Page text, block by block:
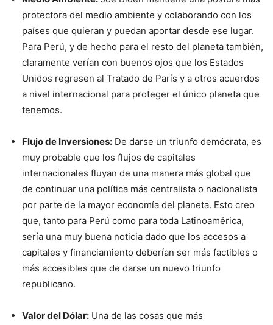
protectora del medio ambiente y colaborando con los
países que quieran y puedan aportar desde ese lugar.
Para Perú, y de hecho para el resto del planeta también,
claramente verían con buenos ojos que los Estados
Unidos regresen al Tratado de París y a otros acuerdos
a nivel internacional para proteger el único planeta que
tenemos.
Flujo de Inversiones: De darse un triunfo demócrata, es
muy probable que los flujos de capitales
internacionales fluyan de una manera más global que
de continuar una política más centralista o nacionalista
por parte de la mayor economía del planeta. Esto creo
que, tanto para Perú como para toda Latinoamérica,
sería una muy buena noticia dado que los accesos a
capitales y financiamiento deberían ser más factibles o
más accesibles que de darse un nuevo triunfo
republicano.
Valor del Dólar: Una de las cosas que más